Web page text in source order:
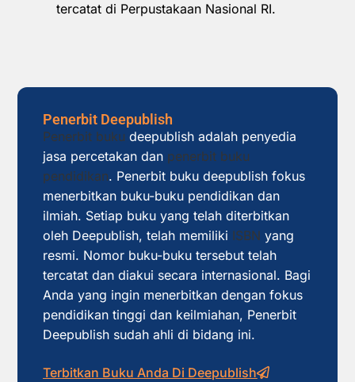
tercatat di Perpustakaan Nasional RI.
Penerbit Deepublish
Penerbit buku deepublish adalah penyedia
jasa percetakan dan penerbit buku
pendidikan. Penerbit buku deepublish fokus
menerbitkan buku-buku pendidikan dan
ilmiah. Setiap buku yang telah diterbitkan
oleh Deepublish, telah memiliki ISBN yang
resmi. Nomor buku-buku tersebut telah
tercatat dan diakui secara internasional. Bagi
Anda yang ingin menerbitkan dengan fokus
pendidikan tinggi dan keilmiahan, Penerbit
Deepublish sudah ahli di bidang ini.
Terbitkan Buku Anda Di Deepublish